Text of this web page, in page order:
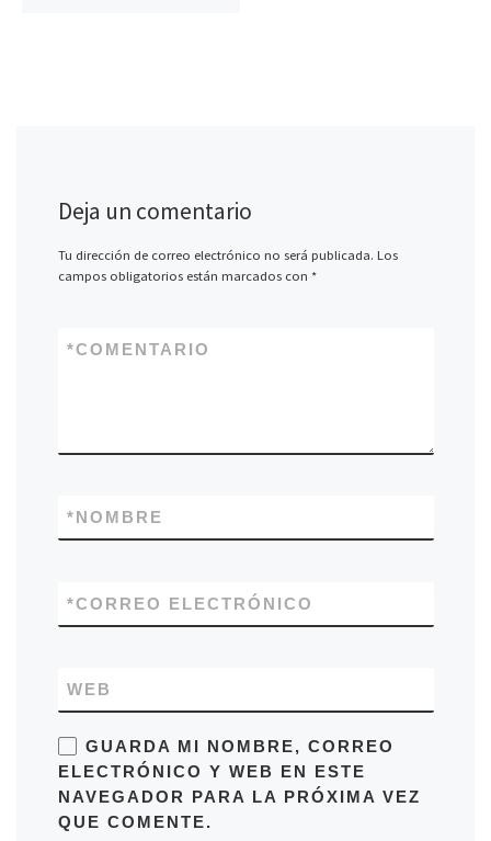
Deja un comentario
Tu dirección de correo electrónico no será publicada. Los
campos obligatorios están marcados con *
COMENTARIO
*
NOMBRE
*
CORREO ELECTRÓNICO
*
WEB
GUARDA MI NOMBRE, CORREO
ELECTRÓNICO Y WEB EN ESTE
NAVEGADOR PARA LA PRÓXIMA VEZ
QUE COMENTE.